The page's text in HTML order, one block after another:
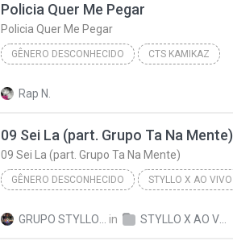
Policia Quer Me Pegar
Policia Quer Me Pegar
GÊNERO DESCONHECIDO CTS KAMIKAZ
Rap N.
09 Sei La (part. Grupo Ta Na Mente)
09 Sei La (part. Grupo Ta Na Mente)
GÊNERO DESCONHECIDO STYLLO X AO VIVO
in